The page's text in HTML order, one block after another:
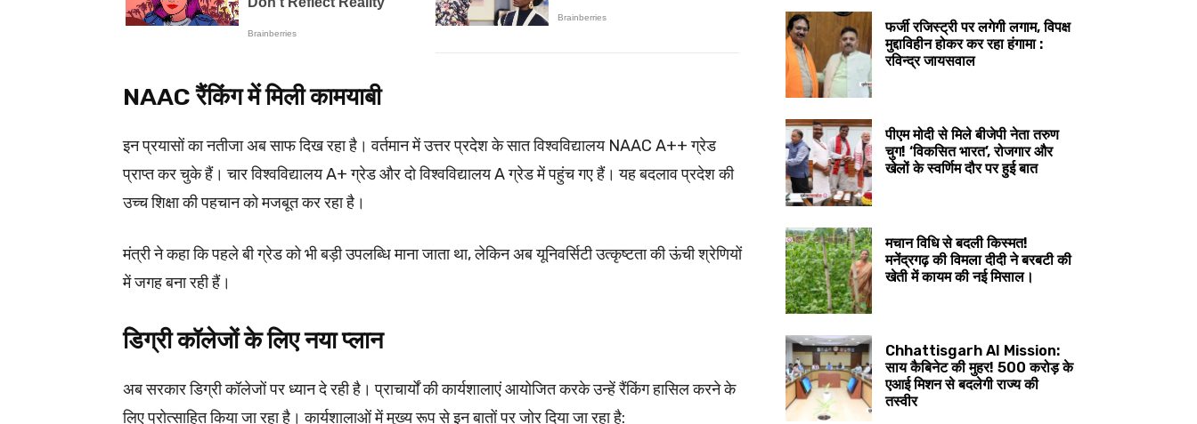
NAAC रैंकिंग में मिली कामयाबी
इन प्रयासों का नतीजा अब साफ दिख रहा है। वर्तमान में उत्तर प्रदेश के सात विश्वविद्यालय NAAC A++ ग्रेड
प्राप्त कर चुके हैं। चार विश्वविद्यालय A+ ग्रेड और दो विश्वविद्यालय A ग्रेड में पहुंच गए हैं। यह बदलाव प्रदेश की
उच्च शिक्षा की पहचान को मजबूत कर रहा है।
मंत्री ने कहा कि पहले बी ग्रेड को भी बड़ी उपलब्धि माना जाता था, लेकिन अब यूनिवर्सिटी उत्कृष्टता की ऊंची श्रेणियों
में जगह बना रही हैं।
डिग्री कॉलेजों के लिए नया प्लान
अब सरकार डिग्री कॉलेजों पर ध्यान दे रही है। प्राचार्यों की कार्यशालाएं आयोजित करके उन्हें रैंकिंग हासिल करने के
लिए प्रोत्साहित किया जा रहा है। कार्यशालाओं में मुख्य रूप से इन बातों पर जोर दिया जा रहा है:
फर्जी रजिस्ट्री पर लगेगी लगाम, विपक्ष
मुद्दाविहीन होकर कर रहा हंगामा :
रविन्द्र जायसवाल
पीएम मोदी से मिले बीजेपी नेता तरुण
चुग! ‘विकसित भारत’, रोजगार और
खेलों के स्वर्णिम दौर पर हुई बात
मचान विधि से बदली किस्मत!
मनेंद्रगढ़ की विमला दीदी ने बरबटी की
खेती में कायम की नई मिसाल।
Chhattisgarh AI Mission:
साय कैबिनेट की मुहर! 500 करोड़ के
एआई मिशन से बदलेगी राज्य की
तस्वीर